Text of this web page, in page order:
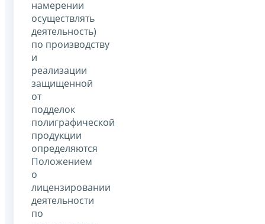
намерении
осуществлять
деятельность)
по производству
и
реализации
защищенной
от
подделок
полиграфической
продукции
определяются
Положением
о
лицензировании
деятельности
по